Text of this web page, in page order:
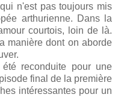
n'est pas toujours mis
arthurienne. Dans la
courtois, loin de là.
manière dont on aborde
reconduite pour une
final de la première
intéressantes pour un